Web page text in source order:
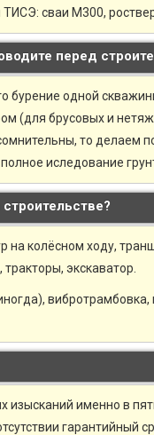
сваи М300,
перед
бурение одной
(для брусовых и
то делаем
иследование
на колёсном ходу,
экскаватор.
изысканий именно в
гарантийный